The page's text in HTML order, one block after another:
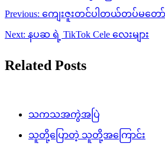
Post
navigation
Previous: ကျေးဇူးတင်ပါတယ်တပ်မတော်သ
Next: နပဆ ရဲ့ TikTok Cele လေးများ
Related Posts
သကသအကွဲအပြဲ
သူတို့ပြောတဲ့ သူတို့အကြောင်း